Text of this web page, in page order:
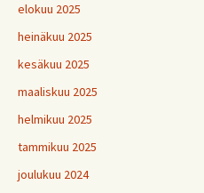
elokuu 2025
heinäkuu 2025
kesäkuu 2025
maaliskuu 2025
helmikuu 2025
tammikuu 2025
joulukuu 2024